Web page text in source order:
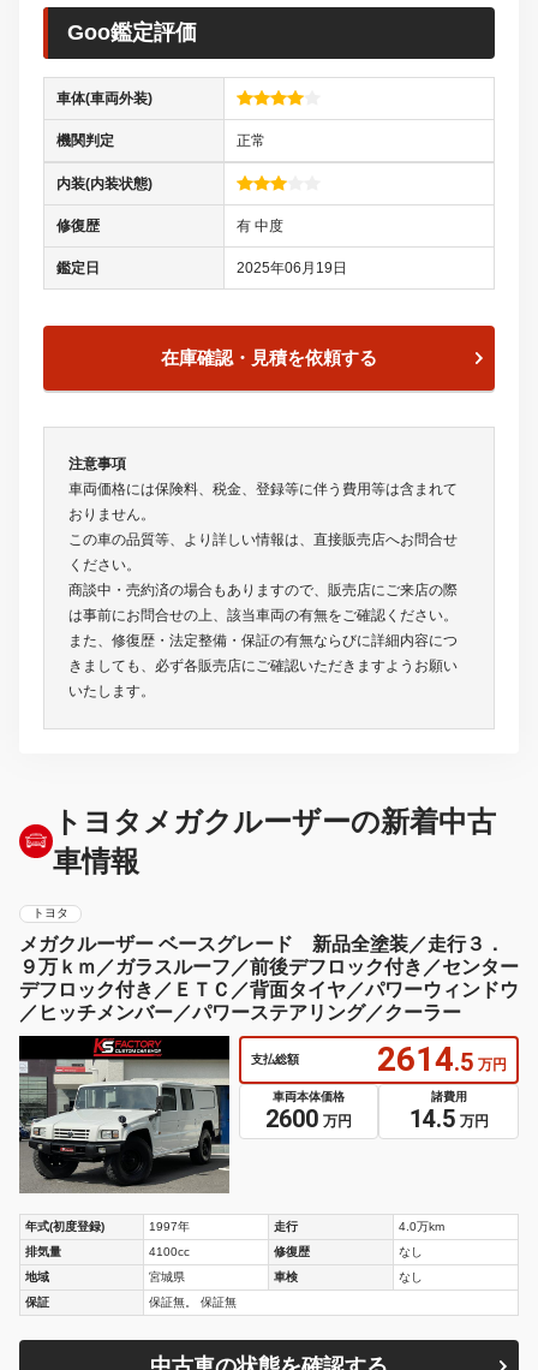
Goo鑑定評価
車体(車両外装)
機関判定 正常
内装(内装状態)
修復歴 有 中度
鑑定日 2025年06月19日
在庫確認・見積を依頼する
注意事項
車両価格には保険料、税金、登録等に伴う費用等は含まれて
おりません。
この車の品質等、より詳しい情報は、直接販売店へお問合せ
ください。
商談中・売約済の場合もありますので、販売店にご来店の際
は事前にお問合せの上、該当車両の有無をご確認ください。
また、修復歴・法定整備・保証の有無ならびに詳細内容につ
きましても、必ず各販売店にご確認いただきますようお願い
いたします。
トヨタメガクルーザーの新着中古
車情報
トヨタ
メガクルーザー ベースグレード 新品全塗装／走行３．
９万ｋｍ／ガラスルーフ／前後デフロック付き／センター
デフロック付き／ＥＴＣ／背面タイヤ／パワーウィンドウ
／ヒッチメンバー／パワーステアリング／クーラー
支払総額 2614.5 万円
車両本体価格
2600 万円
諸費用
14.5 万円
年式(初度登録) 1997年 走行
4.0万km
排気量
4100cc 修復歴
なし
地域
宮城県 車検
なし
保証
保証無。 保証無